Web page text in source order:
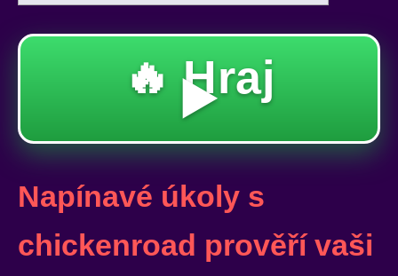
🔥 Hraj
▶️
Napínavé úkoly s
chickenroad prověří vaši